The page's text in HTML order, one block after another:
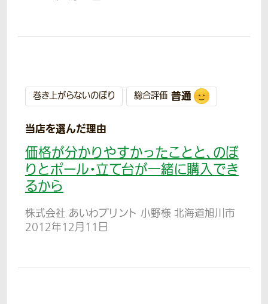
巻き上がらないのぼり 総合評価 普通
当店を選んだ理由
価格が分かりやすかったことと、のぼ
りとポール・立て台が一緒に購入でき
るから
株式会社 あいわプリント 小野様 北海道旭川市
2012年12月11日